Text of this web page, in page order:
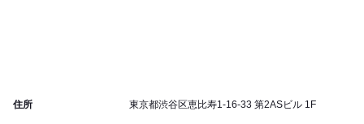
住所 東京都渋谷区恵比寿1-16-33 第2ASビル 1F